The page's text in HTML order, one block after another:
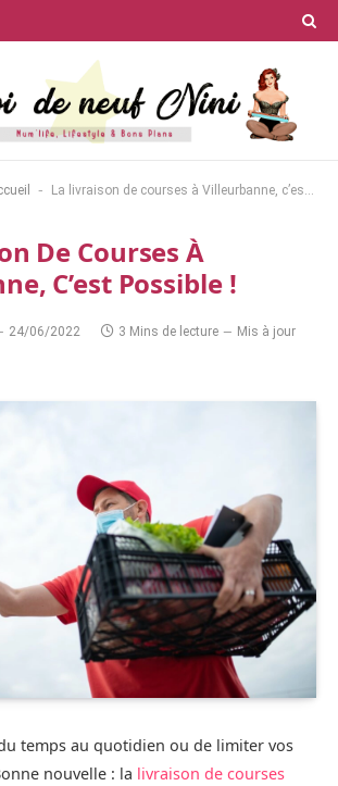
- La livraison de courses à Villeurbanne, c’est possible !
De Courses À
C’est Possible !
24/06/2022 3 Mins de lecture
Mis à jour
temps au quotidien ou de limiter vos
nouvelle : la livraison de courses